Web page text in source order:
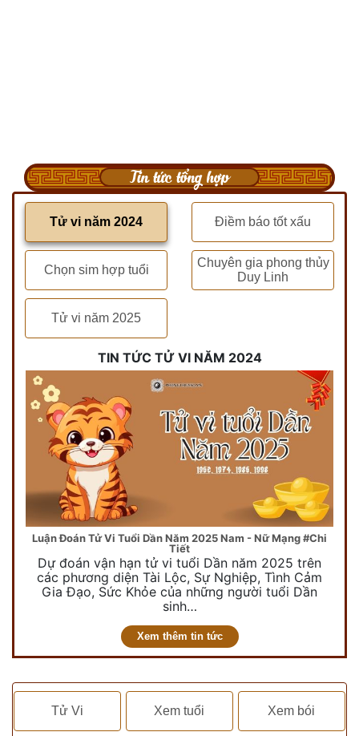
Tin tức tổng hợp
Tử vi năm 2024 Điềm báo tốt xấu
Chọn sim hợp tuổi
Chuyên gia phong thủy
Duy Linh
Tử vi năm 2025
TIN TỨC TỬ VI NĂM 2024
Luận Đoán Tử Vi Tuổi Dần Năm 2025 Nam - Nữ Mạng #Chi
Tiết
Dự đoán vận hạn tử vi tuổi Dần năm 2025 trên
các phương diện Tài Lộc, Sự Nghiệp, Tình Cảm
Gia Đạo, Sức Khỏe của những người tuổi Dần
sinh…
Xem thêm tin tức
Tử Vi Xem tuổi Xem bói